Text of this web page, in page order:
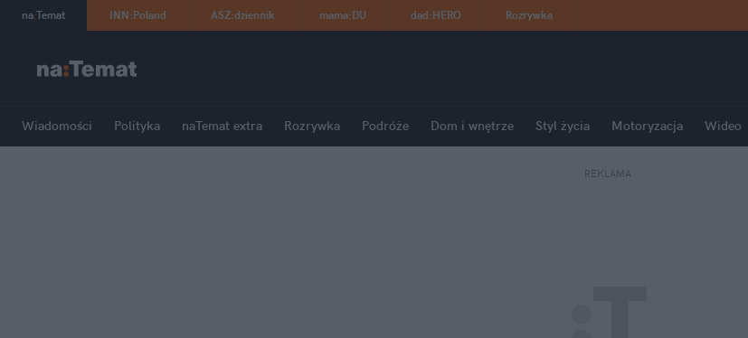
na:Temat INN:Poland ASZ:dziennik mama:DU dad:HERO Rozrywka
Wiadomości Polityka naTemat extra Rozrywka Podróże Dom i wnętrze Styl życia Motoryzacja Wideo
REKLAMA